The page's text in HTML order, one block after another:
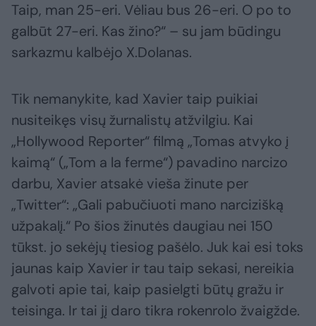
Taip, man 25-eri. Vėliau bus 26-eri. O po to
galbūt 27-eri. Kas žino?“ – su jam būdingu
sarkazmu kalbėjo X.Dolanas.
Tik nemanykite, kad Xavier taip puikiai
nusiteikęs visų žurnalistų atžvilgiu. Kai
„Hollywood Reporter“ filmą „Tomas atvyko į
kaimą“ („Tom a la ferme“) pavadino narcizo
darbu, Xavier atsakė vieša žinute per
„Twitter“: „Gali pabučiuoti mano narcizišką
užpakalį.“ Po šios žinutės daugiau nei 150
tūkst. jo sekėjų tiesiog pašėlo. Juk kai esi toks
jaunas kaip Xavier ir tau taip sekasi, nereikia
galvoti apie tai, kaip pasielgti būtų gražu ir
teisinga. Ir tai jį daro tikra rokenrolo žvaigžde.